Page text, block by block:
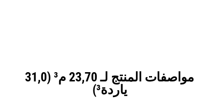
مواصفات المنتج لـ 23,70 م³ (31,0
ياردة³)